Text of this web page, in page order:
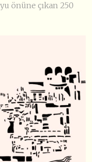
önüne çıkan 250